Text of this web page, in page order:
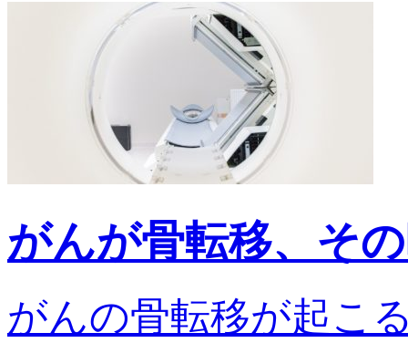
がんが骨転移、そ
がんの骨転移が起こ